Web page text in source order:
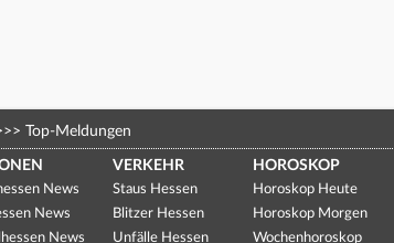
Top-Meldungen
News
News
News
VERKEHR
Staus Hessen
Blitzer Hessen
Unfälle Hessen
HOROSKOP
Horoskop Heute
Horoskop Morgen
Wochenhoroskop